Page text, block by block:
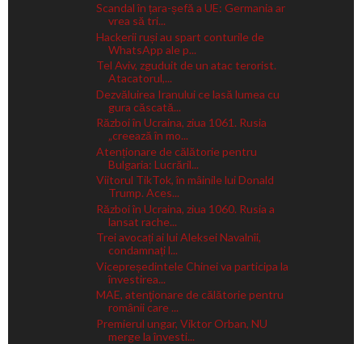
Scandal în țara-șefă a UE: Germania ar
vrea să tri...
Hackerii ruși au spart conturile de
WhatsApp ale p...
Tel Aviv, zguduit de un atac terorist.
Atacatorul,...
Dezvăluirea Iranului ce lasă lumea cu
gura căscată...
Război în Ucraina, ziua 1061. Rusia
„creează în mo...
Atenționare de călătorie pentru
Bulgaria: Lucrăril...
Viitorul TikTok, în mâinile lui Donald
Trump. Aces...
Război în Ucraina, ziua 1060. Rusia a
lansat rache...
Trei avocați ai lui Aleksei Navalnîi,
condamnați l...
Vicepreședintele Chinei va participa la
învestirea...
MAE, atenţionare de călătorie pentru
românii care ...
Premierul ungar, Viktor Orban, NU
merge la învesti...